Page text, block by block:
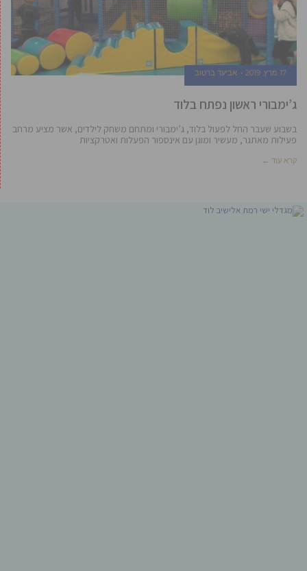
17 מרץ, 2019 אביעד ברטוב
ג’ימבורי ראשון נפתח בלוד
בשבוע שעבר החל לפעול בלוד, ג’ימבורי ומתחם משחק לילדים, אשר מציע מרחב
פעילות מאתגר, מעשיר ומוגן עם אינספור הפעלות ואטרקציות
קרא עוד ←